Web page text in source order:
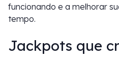
funcionando e a melhorar
tempo.
Jackpots que